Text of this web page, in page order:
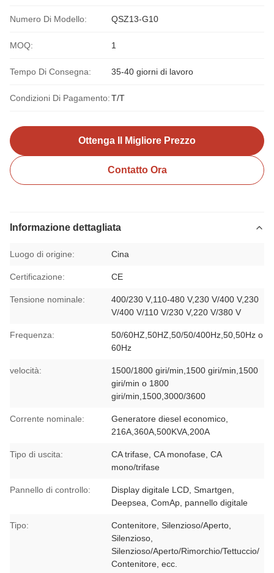
Numero Di Modello: QSZ13-G10
MOQ: 1
Tempo Di Consegna: 35-40 giorni di lavoro
Condizioni Di Pagamento:T/T
Ottenga Il Migliore Prezzo
Contatto Ora
Informazione dettagliata
Luogo di origine: Cina
Certificazione: CE
Tensione nominale:
400/230 V,110-480 V,230 V/400 V,230
V/400 V/110 V/230 V,220 V/380 V
Frequenza:
50/60HZ,50HZ,50/50/400Hz,50,50Hz o
60Hz
velocità:
1500/1800 giri/min,1500 giri/min,1500
giri/min o 1800
giri/min,1500,3000/3600
Corrente nominale:
Generatore diesel economico,
216A,360A,500KVA,200A
Tipo di uscita:
CA trifase, CA monofase, CA
mono/trifase
Pannello di controllo:
Display digitale LCD, Smartgen,
Deepsea, ComAp, pannello digitale
Tipo:
Contenitore, Silenzioso/Aperto,
Silenzioso,
Silenzioso/Aperto/Rimorchio/Tettuccio/
Contenitore, ecc.